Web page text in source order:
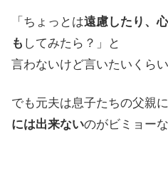
「ちょっとは遠慮したり、
も してみたら？」と
言わないけど言いたいくら
でも元夫は息子たちの父親
には出来ないのがビミョーな